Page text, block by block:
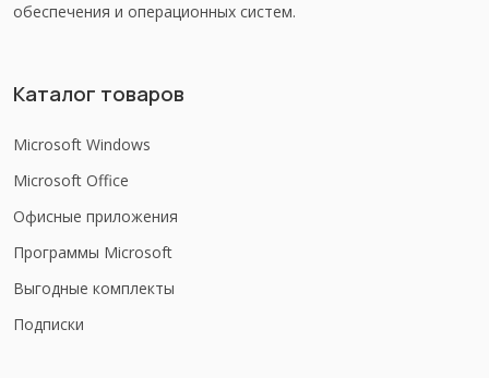
обеспечения и операционных систем.
Каталог товаров
Microsoft Windows
Microsoft Office
Офисные приложения
Программы Microsoft
Выгодные комплекты
Подписки